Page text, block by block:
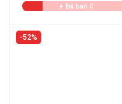
Đã bán 0
52%